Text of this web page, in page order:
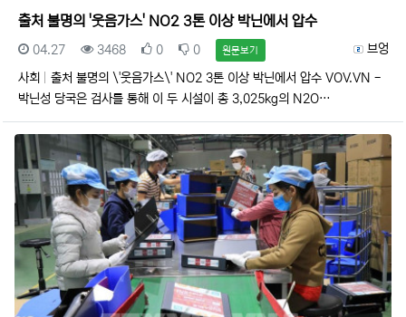
출처 불명의 '웃음가스' NO2 3톤 이상 박닌에서 압수
등록자
브엉
등록일
04.27 조회
3468 추천
0 비추천
0 원문보기
사회
출처 불명의 \'웃음가스\' NO2 3톤 이상 박닌에서 압수 VOV.VN -
박닌성 당국은 검사를 통해 이 두 시설이 총 3,025kg의 N2O…